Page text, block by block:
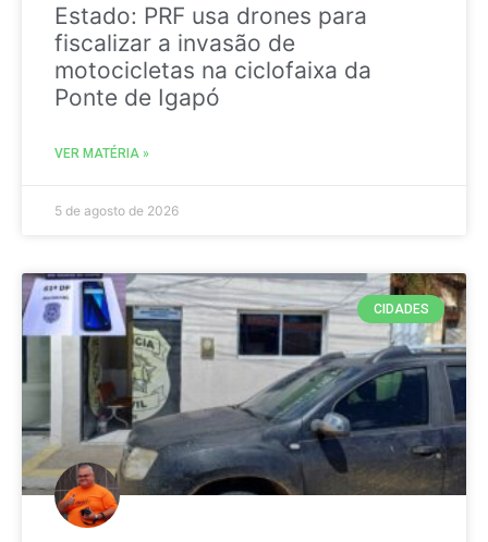
Estado: PRF usa drones para
fiscalizar a invasão de
motocicletas na ciclofaixa da
Ponte de Igapó
VER MATÉRIA »
5 de agosto de 2026
CIDADES